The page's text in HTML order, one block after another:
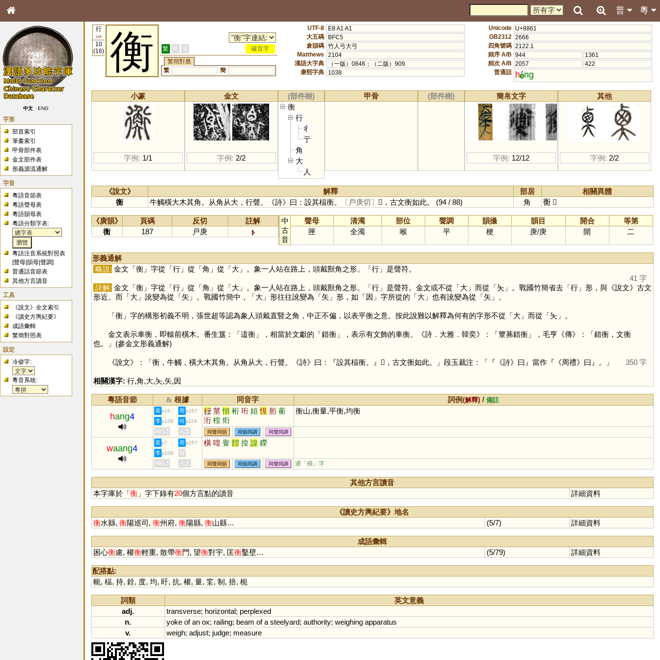
粵
普
中文 ENG
字形
部首索引
筆畫索引
甲骨部件表
金文部件表
形義源流通解
字音
粵語音節表
粵語聲母表
粵語韻母表
粵語分類字表:
粵語注音系統對照表
[聲母 |韻母 |聲調]
普通話音節表
其他方言讀音
工具
《說文》全文索引
《讀史方輿紀要》
成語彙輯
繁簡對照表
設定
冷僻字:
粵音系統:
行
144
10
(16)
衡 繁 簡 港
破音字
繁簡對應
繁
簡
UTF-8
E8 A1 A1
大五碼
BFC5
倉頡碼 竹人弓大弓
Matthews
2104
漢語大字典
（一版）0846；（二版）909
康熙字典
1038
Unicode U+8861
GB2312 2666
四角號碼 2122.1
頻序 A/B 944
1361
頻次 A/B 2057
422
普通話 h ng
小篆
字例: 1/1
金文
字例: 2/2
(部件樹)
衡
行
彳
亍
角
大
人
甲骨 (部件樹) 簡帛文字
字例: 12/12
其他
字例: 2/2
《說文》 解釋 部居
相關異體
衡
牛觸橫大木其角。从角从大，行聲。《詩》曰：設其楅衡。 〔戶庚切〕 𡙏，古文衡如此。 (94 / 88) 角 𧗾 𡙏
《廣韻》 頁碼 反切
註解
衡
187 戸庚
中
古
音
聲母 清濁 部位 聲調 韻攝 韻目 開合
等第
匣
全濁 喉 平 梗 庚/庚 開 二
形義通解
略說: 金文「衡」字從「行」從「角 」從「大」。象一人站在路上，頭戴獸角之形。「行」是聲符。
41 字
詳解: 金文「衡」字從「行」從「角 」從「大」。象一人站在路上，頭戴獸角之形。「行」是聲符。金文或不從「大」而從「夨 」。戰國竹簡省去「行」形，與《說文》古文
形近。而「大」訛變為從「矢 」。戰國竹簡中，「大」形往往訛變為「矢 」形，如「因 」字所從的「大」也有訛變為從「矢 」。
「衡」字的構形初義不明，張世超等認為象人頭戴直豎之角，中正不偏，以表平衡之意。按此說難以解釋為何有的字形不從「大」而從「夨 」。
金文表示車衡，即轅前橫木。番生簋：「逪衡」，相當於文獻的「錯衡」，表示有文飾的車衡。《詩．大雅．韓奕》：「簟茀錯衡」，毛亨《傳》：「錯衡，文衡
也。」(參金文形義通解)
《說文》：「衡，牛觸，橫大木其角。从角从大，行聲。《詩》曰：『設其楅衡。』𡙏，古文衡如此。」段玉裁注：「『《詩》曰』當作『《周禮》曰』。」 350 字
相關漢字: 行,角,大,夨,矢,因
粵語音節 & 根據 同音字 詞例(解釋) /備註
hang4
黃 p16 周 p157 行 莖 恒 桁 珩 姮 恆 胻 蘅
洐 楻 烆
衡山,衡量,平衡,均衡
李 p109 何 p118
HKLS 人文 同聲同韻 同韻同調 同聲同調
waang4
黃 p7 周 p157 橫 喤 黌 韹 揘 諻 鑅
李 p109
何
HKLS
人文 同聲同韻 同韻同調 同聲同調 通「橫」字
其他方言讀音
本字庫於「衡」字下錄有20個方言點的讀音 詳細資料
《讀史方輿紀要》地名
衡水縣, 衡陽巡司, 衡州府, 衡陽縣, 衡山縣… (5/7) 詳細資料
成語彙輯
困心衡慮, 權衡輕重, 散帶衡門, 望衡對宇, 匡衡鑿壁… (5/79) 詳細資料
配搭點:
軛, 楅, 持, 銓, 度, 均, 盱, 抗, 權, 量, 窐, 制 , 掊, 枙
詞類
英文意義
adj.
transverse; horizontal; perplexed
n.
yoke of an ox; railing; beam of a steelyard; authority; weighing apparatus
v.
weigh; adjust; judge; measure